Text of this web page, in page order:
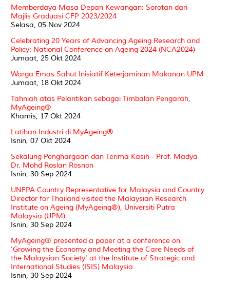
Memberdaya Masa Depan Kewangan: Sorotan dari
Majlis Graduasi CFP 2023/2024
Selasa, 05 Nov 2024
Celebrating 20 Years of Advancing Ageing Research and
Policy: National Conference on Ageing 2024 (NCA2024)
Jumaat, 25 Okt 2024
Warga Emas Sahut Inisiatif Keterjaminan Makanan UPM
Jumaat, 18 Okt 2024
Tahniah atas Pelantikan sebagai Timbalan Pengarah,
MyAgeing®
Khamis, 17 Okt 2024
Latihan Industri di MyAgeing®
Isnin, 07 Okt 2024
Sekalung Penghargaan dan Terima Kasih - Prof. Madya
Dr. Mohd Roslan Rosnon
Isnin, 30 Sep 2024
UNFPA Country Representative for Malaysia and Country
Director for Thailand visited the Malaysian Research
Institute on Ageing (MyAgeing®), Universiti Putra
Malaysia (UPM)
Isnin, 30 Sep 2024
MyAgeing® presented a paper at a conference on
'Growing the Economy and Meeting the Care Needs of
the Malaysian Society' at the Institute of Strategic and
International Studies (ISIS) Malaysia
Isnin, 30 Sep 2024